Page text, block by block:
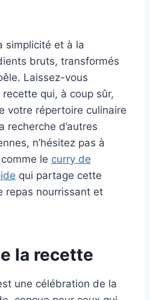
simplicité et à la
bruts, transformés
Laissez-vous
qui, à coup sûr,
votre répertoire culinaire
recherche d’autres
n’hésitez pas à
le curry de
qui partage cette
repas nourrissant et
la recette
une célébration de la